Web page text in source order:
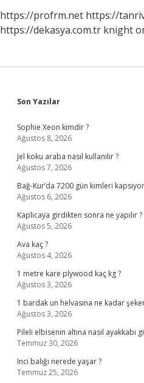
https://profrm.net https://
https://dekasya.com.tr knight
Sidebar
Son Yazılar
Sophie Xeon kimdir ?
Ağustos 8, 2026
Jel koku araba nasıl kullanılır ?
Ağustos 7, 2026
Bağ-Kur’da 7200 gün kimleri
Ağustos 6, 2026
Kaplicaya girdikten sonra ne yapılır ?
Ağustos 5, 2026
Ava kaç ?
Ağustos 4, 2026
1 metre kare plywood kaç kg ?
Ağustos 3, 2026
1 bardak un helvasına ne kadar
Ağustos 3, 2026
Pileli elbisenin altına nasıl ayakkabı
Temmuz 30, 2026
Inci balığı nerede yaşar ?
Temmuz 25, 2026